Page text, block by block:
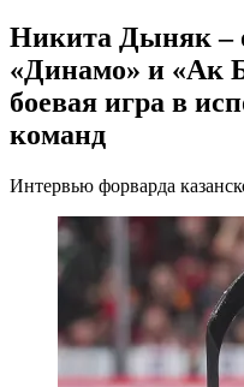
Никита Дыняк –
«Динамо» и «Ак
боевая игра в
команд
Интервью форварда